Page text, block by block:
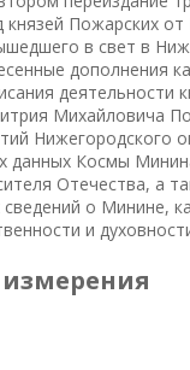
князей Пожарских
в свет в
дополнения
деятельности
Михайловича
Нижегородского
данных Космы
Отечества, а
о Минине,
и